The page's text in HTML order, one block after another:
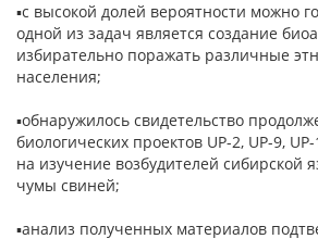
▪с высокой долей вероятности можно
одной из задач является создание
избирательно поражать различные
населения;
▪обнаружилось свидетельство
биологических проектов UP-2, UP-9,
на изучение возбудителей сибирской
чумы свиней;
▪анализ полученных материалов